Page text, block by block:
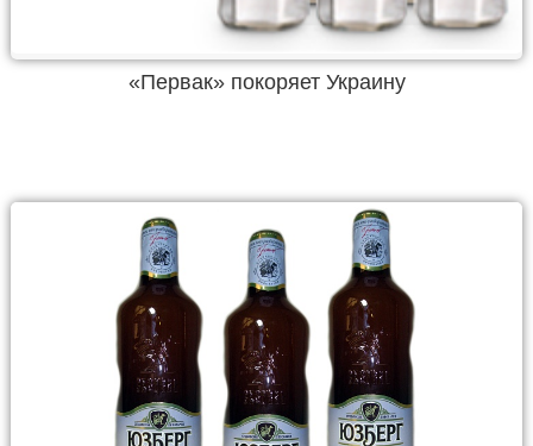
«Первак» покоряет Украину